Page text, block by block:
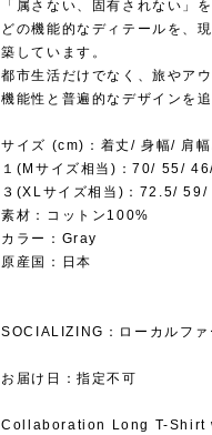
「属さない、固有されない」
どの機能的なディテールを、
築しています。
都市生活だけでなく、旅やア
機能性と普遍的なデザインを
サイズ (cm)：着丈/ 身幅/ 肩幅
１(Mサイズ相当)：70/ 55/
３(XLサイズ相当)：72.5/
素材：コットン100%
カラー：Gray
原産国：日本
SOCIALIZING：ローカルファ
お届け日：指定不可
Collaboration Long T-Shirt